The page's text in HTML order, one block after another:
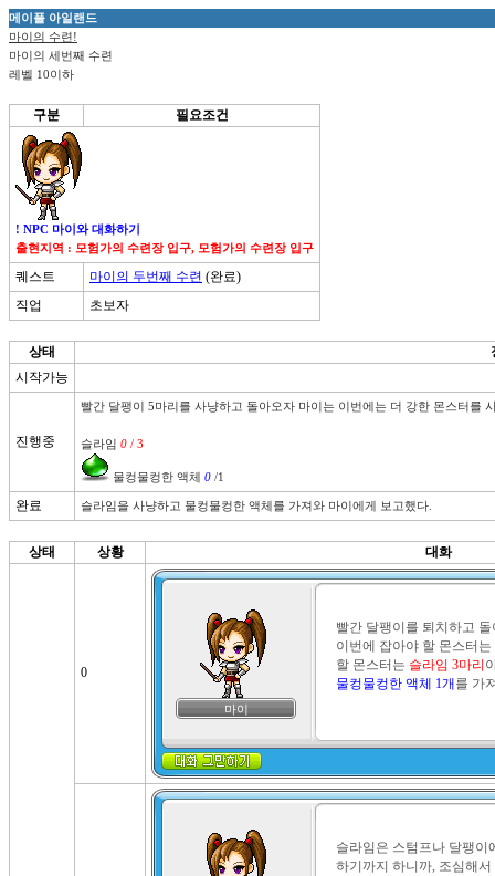
메이플 아일랜드
마이의 수련!
마이의 세번째 수련
레벨 10이하
구분 필요조건
! NPC 마이와 대화하기
출현지역 : 모험가의 수련장 입구, 모험가의 수련장 입구
퀘스트 마이의 두번째 수련 (완료)
직업
초보자
상태
시작가능
진행중
빨간 달팽이 5마리를 사냥하고 돌아오자 마이는 이번에는 더 강한 몬스터를
슬라임 0 / 3
물컹물컹한 액체 0 /1
완료 슬라임을 사냥하고 물컹물컹한 액체를 가져와 마이에게 보고했다.
상태 상황 대화
0
마이
빨간 달팽이를 퇴치하고
이번에 잡아야 할 몬스터
할 몬스터는 슬라임 3마리
물컹물컹한 액체 1개 를 가
슬라임은 스텀프나 달팽이
하기까지 하니까, 조심해